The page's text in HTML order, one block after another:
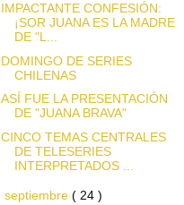
IMPACTANTE CONFESIÓN:
¡SOR JUANA ES LA MADRE
DE "L...
DOMINGO DE SERIES
CHILENAS
ASÍ FUE LA PRESENTACIÓN
DE "JUANA BRAVA"
CINCO TEMAS CENTRALES
DE TELESERIES
INTERPRETADOS ...
septiembre ( 24 )